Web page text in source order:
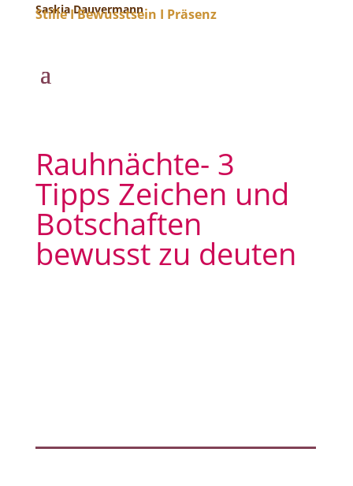
Saskia Dauvermann
Stille I Bewusstsein I Präsenz
Rauhnächte- 3
Tipps Zeichen und
Botschaften
bewusst zu deuten